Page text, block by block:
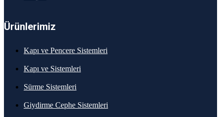
Ürünlerimiz
Kapı ve Pencere Sistemleri
Kapı ve Sistemleri
Sürme Sistemleri
Giydirme Cephe Sistemleri